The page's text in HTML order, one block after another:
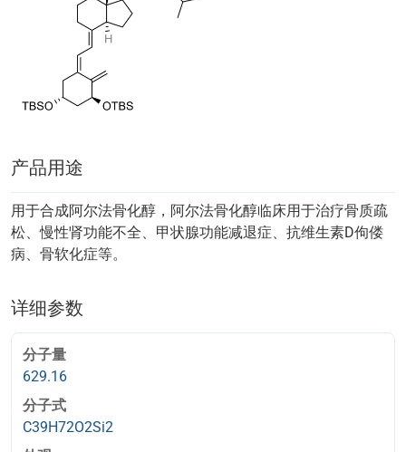
产品用途
用于合成阿尔法骨化醇，阿尔法骨化醇临床用于治疗骨质疏
松、慢性肾功能不全、甲状腺功能减退症、抗维生素D佝偻
病、骨软化症等。
详细参数
分子量
629.16
分子式
C39H72O2Si2